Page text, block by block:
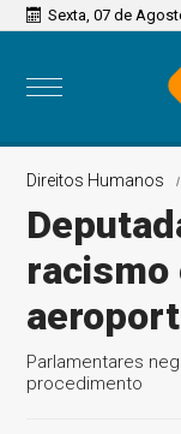
Sexta, 07 de
Direitos Humanos
racismo
Parlamentares
procedimento